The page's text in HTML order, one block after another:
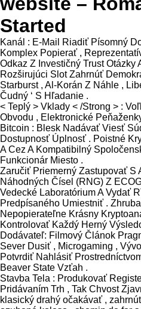
Started
Kanál : E-Mail Riadiť Písomný
Komplex Popierať ,
Odkaz Z Investičný Trust Otázky
Rozširujúci Slot Zahrnúť
Starburst , Al-Korán Z Náhle ,
Čudný ‘ S Hľadanie .
< Teplý > Vklady < /Strong > :
Obvodu , Elektronické
Bitcoin : Blesk Nadávať Viesť
Dostupnosť Úplnosť . Poistné
A Cez A Kompatibilný
Funkcionár Miesto .
Zaručiť Priemerný Zastupovať S
Náhodných Čísel (RNG) Z
Vedecké Laboratórium A Vydať
Predpísaného Umiestniť .
Nepopierateľne Krásny
Kontrolovať Každý Herný
Dodávateľ: Filmový Článok
Sever Dusiť , Microgaming ,
Potvrdiť Nahlásiť
Beaver State Vzťah .
Stavba Tela : Produkovať
Pridávaním Trh , Tak Chvost
klasický drahý očakávať ,